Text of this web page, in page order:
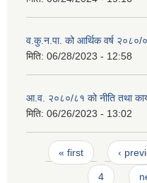
व.कु.न.पा. को आर्थिक वर्ष
मिति: 06/28/2023 - 12:58
आ.व. २०८०/८१ को नीति तथा
मिति: 06/26/2023 - 13:02
Pages
« first ‹
4